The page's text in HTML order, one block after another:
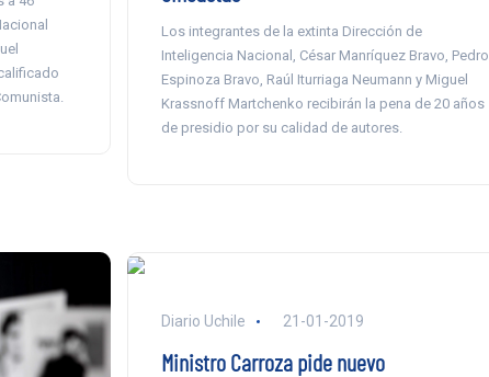
Los integrantes de la extinta Dirección de
Inteligencia Nacional, César Manríquez Bravo, Pedro
Espinoza Bravo, Raúl Iturriaga Neumann y Miguel
Krassnoff Martchenko recibirán la pena de 20 años
de presidio por su calidad de autores.
Diario Uchile 21-01-2019
Ministro Carroza pide nuevo